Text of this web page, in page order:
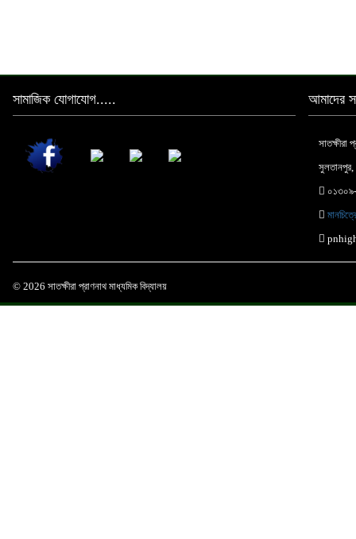
সামাজিক যোগাযোগ..... আমাদের
সাতক্ষীরা
সুলতানপুর,
© 2026 সাতক্ষীরা প্রাণনাথ মাধ্যমিক বিদ্যালয়